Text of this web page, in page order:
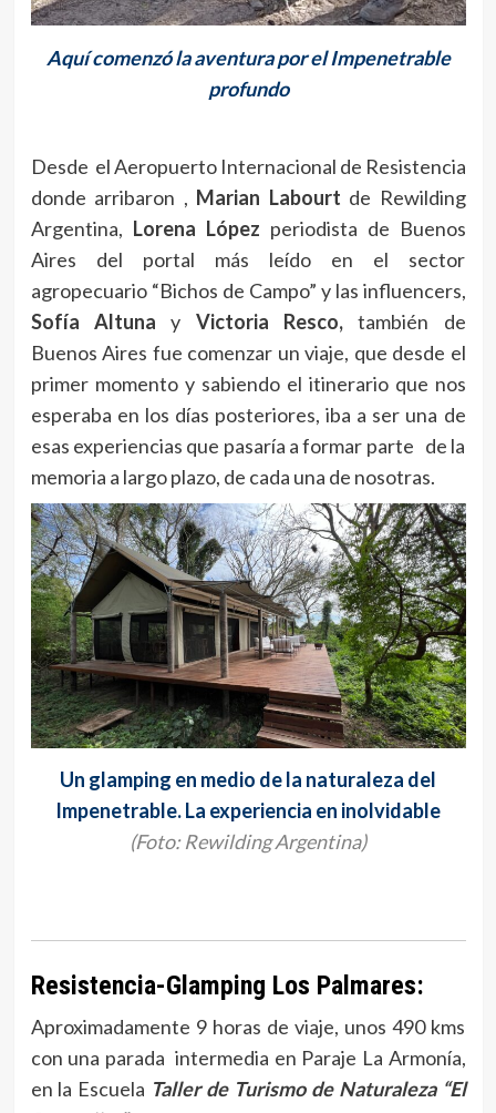
Aquí comenzó la aventura por el Impenetrable
profundo
Desde el Aeropuerto Internacional de Resistencia
donde arribaron , Marian Labourt de Rewilding
Argentina, Lorena López periodista de Buenos
Aires del portal más leído en el sector
agropecuario “Bichos de Campo” y las influencers,
Sofía Altuna y Victoria Resco,también de
Buenos Aires fue comenzar un viaje, que desde el
primer momento y sabiendo el itinerario que nos
esperaba en los días posteriores, iba a ser una de
esas experiencias que pasaría a formar parte de la
memoria a largo plazo, de cada una de nosotras.
Un glamping en medio de la naturaleza del
Impenetrable. La experiencia en inolvidable
(Foto: Rewilding Argentina)
Resistencia-Glamping Los Palmares:
Aproximadamente 9 horas de viaje, unos 490 kms
con una parada intermedia en Paraje La Armonía,
en la Escuela Taller de Turismo de Naturaleza “El